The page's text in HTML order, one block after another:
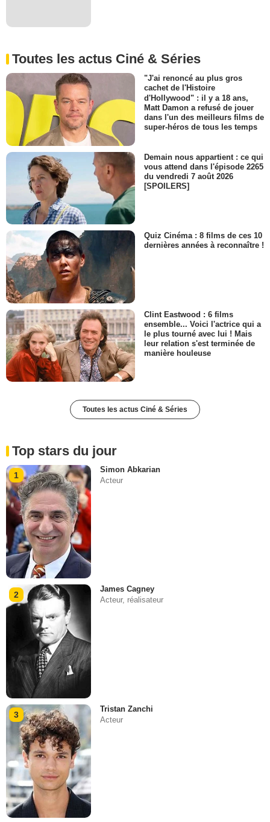
Toutes les actus Ciné & Séries
"J'ai renoncé au plus gros
cachet de l'Histoire
d'Hollywood" : il y a 18 ans,
Matt Damon a refusé de jouer
dans l'un des meilleurs films de
super-héros de tous les temps
Demain nous appartient : ce qui
vous attend dans l'épisode 2265
du vendredi 7 août 2026
[SPOILERS]
Quiz Cinéma : 8 films de ces 10
dernières années à reconnaître !
Clint Eastwood : 6 films
ensemble... Voici l'actrice qui a
le plus tourné avec lui ! Mais
leur relation s'est terminée de
manière houleuse
Toutes les actus Ciné & Séries
Top stars du jour
1
Simon Abkarian
Acteur
2
James Cagney
Acteur, réalisateur
3
Tristan Zanchi
Acteur